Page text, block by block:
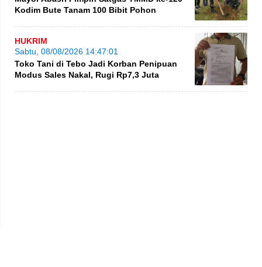
Kodim Bute Tanam 100 Bibit Pohon
HUKRIM
Sabtu, 08/08/2026 14:47:01
Toko Tani di Tebo Jadi Korban Penipuan
Modus Sales Nakal, Rugi Rp7,3 Juta